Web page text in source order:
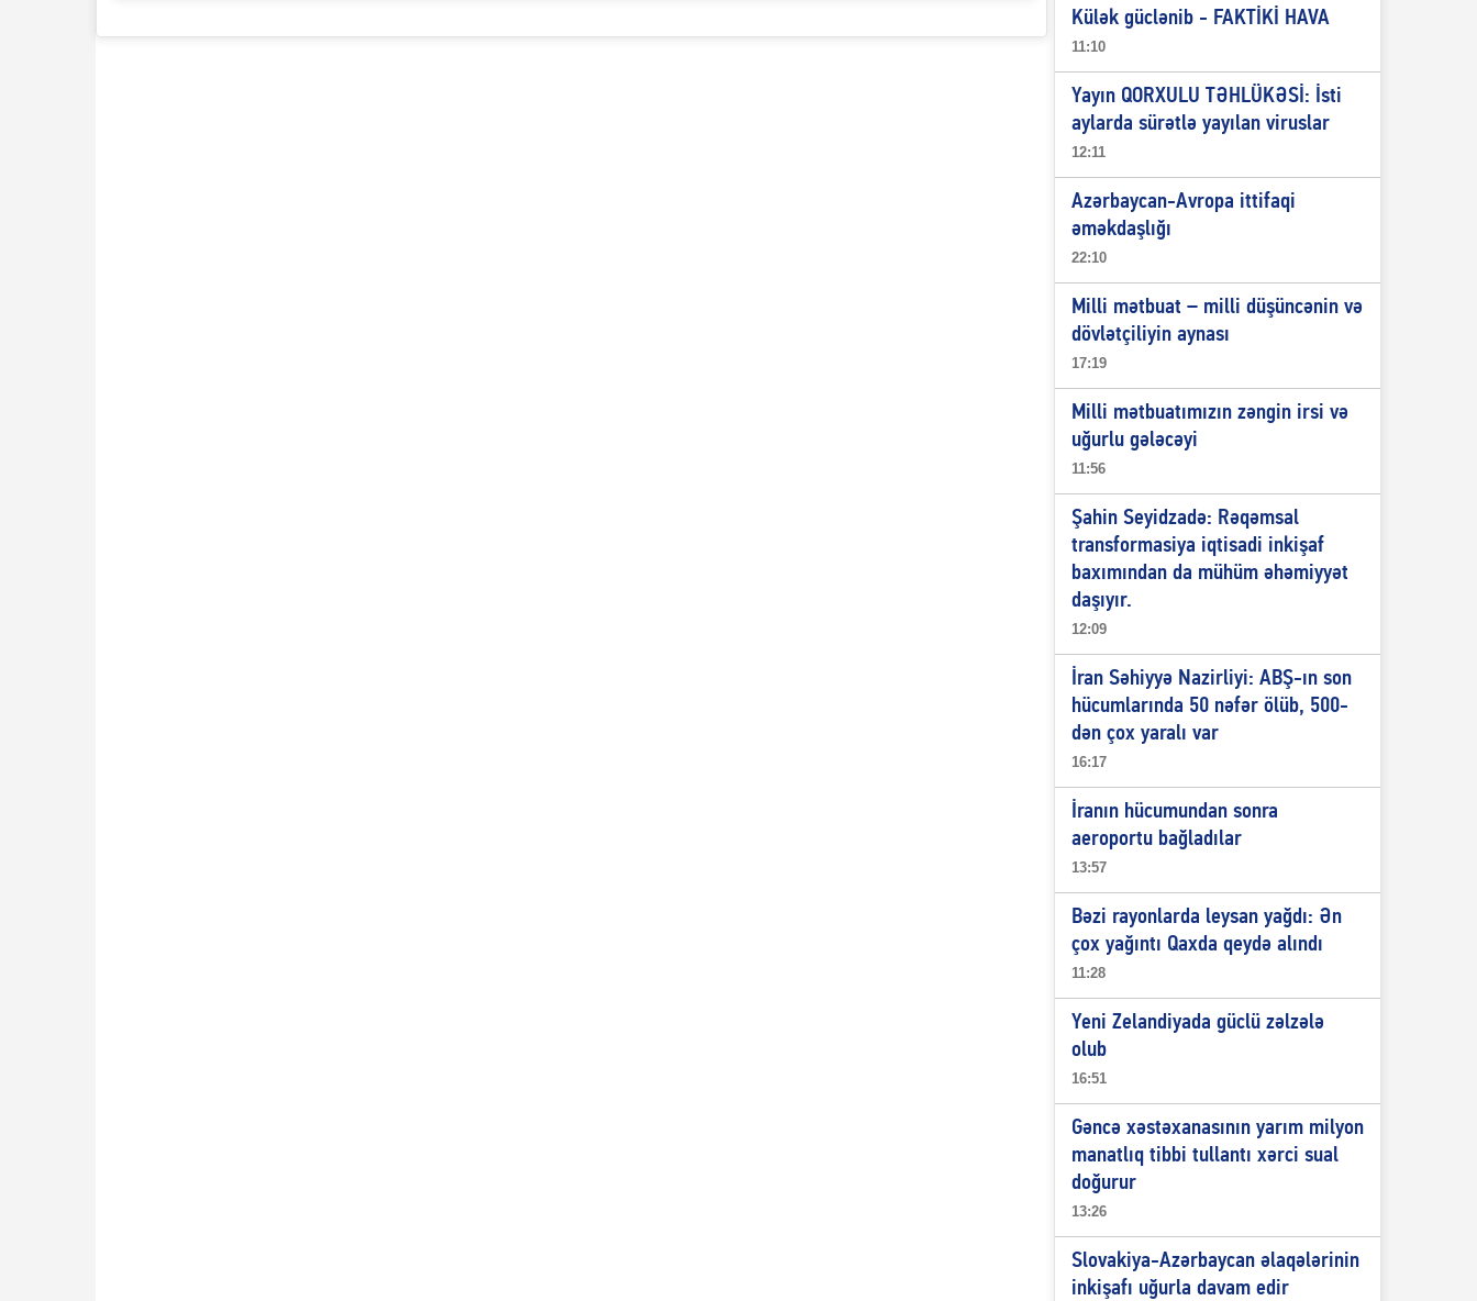
Külək güclənib - FAKTİKİ HAVA
11:10
Yayın QORXULU TƏHLÜKƏSİ: İsti
aylarda sürətlə yayılan viruslar
12:11
Azərbaycan-Avropa ittifaqi
əməkdaşlığı
22:10
Milli mətbuat – milli düşüncənin və
dövlətçiliyin aynası
17:19
Milli mətbuatımızın zəngin irsi və
uğurlu gələcəyi
11:56
Şahin Seyidzadə: Rəqəmsal
transformasiya iqtisadi inkişaf
baxımından da mühüm əhəmiyyət
daşıyır.
12:09
İran Səhiyyə Nazirliyi: ABŞ-ın son
hücumlarında 50 nəfər ölüb, 500-
dən çox yaralı var
16:17
İranın hücumundan sonra
aeroportu bağladılar
13:57
Bəzi rayonlarda leysan yağdı: Ən
çox yağıntı Qaxda qeydə alındı
11:28
Yeni Zelandiyada güclü zəlzələ
olub
16:51
Gəncə xəstəxanasının yarım milyon
manatlıq tibbi tullantı xərci sual
doğurur
13:26
Slovakiya-Azərbaycan əlaqələrinin
inkişafı uğurla davam edir